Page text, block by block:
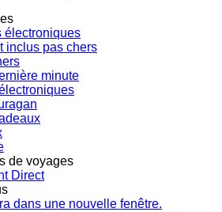
électroniques
inclus pas chers
minute
de voyages
Direct
dans une nouvelle fenêtre.